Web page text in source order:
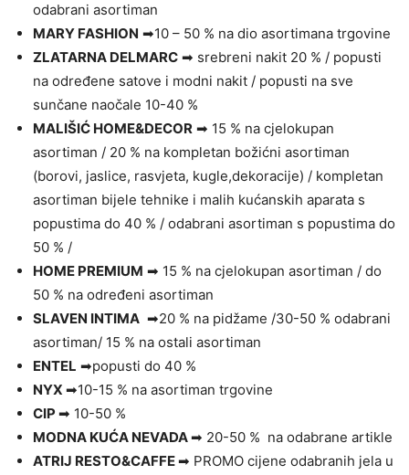
odabrani asortiman
MARY FASHION ➡10 – 50 % na dio asortimana trgovine
ZLATARNA DELMARC ➡ srebreni nakit 20 % / popusti
na određene satove i modni nakit / popusti na sve
sunčane naočale 10-40 %
MALIŠIĆ HOME&DECOR ➡ 15 % na cjelokupan
asortiman / 20 % na kompletan božićni asortiman
(borovi, jaslice, rasvjeta, kugle,dekoracije) / kompletan
asortiman bijele tehnike i malih kućanskih aparata s
popustima do 40 % / odabrani asortiman s popustima do
50 % /
HOME PREMIUM ➡ 15 % na cjelokupan asortiman / do
50 % na određeni asortiman
SLAVEN INTIMA ➡20 % na pidžame /30-50 % odabrani
asortiman/ 15 % na ostali asortiman
ENTEL ➡popusti do 40 %
NYX ➡10-15 % na asortiman trgovine
CIP ➡ 10-50 %
MODNA KUĆA NEVADA➡ 20-50 % na odabrane artikle
ATRIJ RESTO&CAFFE➡ PROMO cijene odabranih jela u